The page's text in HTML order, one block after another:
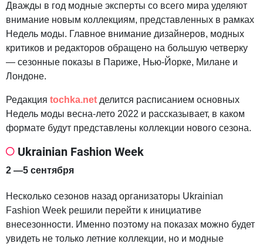
Дважды в год модные эксперты со всего мира уделяют
внимание новым коллекциям, представленных в рамках
Недель моды. Главное внимание дизайнеров, модных
критиков и редакторов обращено на большую четверку
— сезонные показы в Париже, Нью-Йорке, Милане и
Лондоне.
Редакция tochka.net делится расписанием основных
Недель моды весна-лето 2022 и рассказывает, в каком
формате будут представлены коллекции нового сезона.
Ukrainian Fashion Week
2 —5 сентября
Несколько сезонов назад организаторы Ukrainian
Fashion Week решили перейти к инициативе
внесезонности. Именно поэтому на показах можно будет
увидеть не только летние коллекции, но и модные